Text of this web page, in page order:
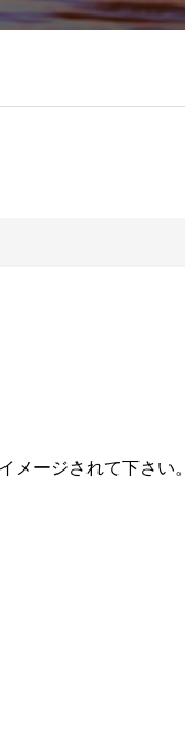
メージされて下さい。